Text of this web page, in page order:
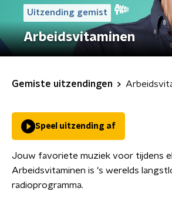
Uitzending gemist
Arbeidsvitaminen
Gemiste uitzendingen
Speel uitzending af
Jouw favoriete muziek voor tijdens
Arbeidsvitaminen is 's werelds
radioprogramma.